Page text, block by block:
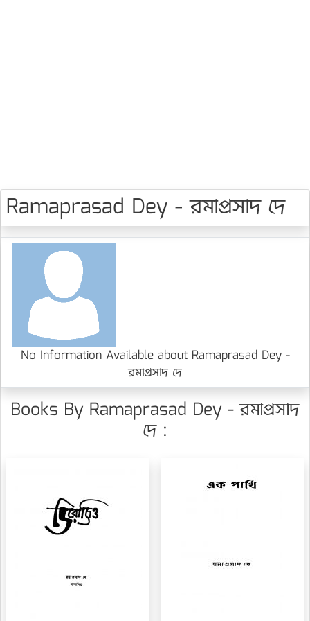
Ramaprasad Dey - রমাপ্রসাদ দে
No Information Available about Ramaprasad Dey -
রমাপ্রসাদ দে
Books By Ramaprasad Dey - রমাপ্রসাদ
দে :